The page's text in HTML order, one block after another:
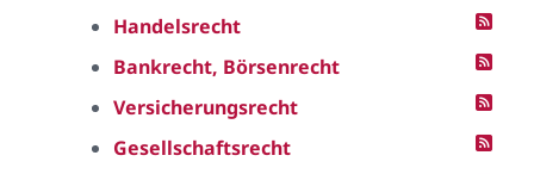
Handelsrecht
Bankrecht, Börsenrecht
Versicherungsrecht
Gesellschaftsrecht